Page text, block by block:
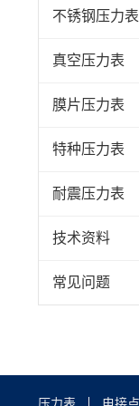
不锈钢压力表
真空压力表
膜片压力表
特种压力表
耐震压力表
技术资料
常见问题